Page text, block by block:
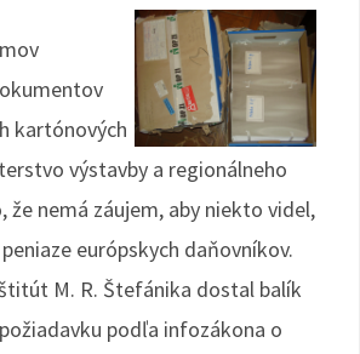
o
k
e
kartónových
výstavby a regionálneho
že nemá záujem, aby niekto videl,
európskych daňovníkov.
M. R. Štefánika dostal balík
podľa infozákona o